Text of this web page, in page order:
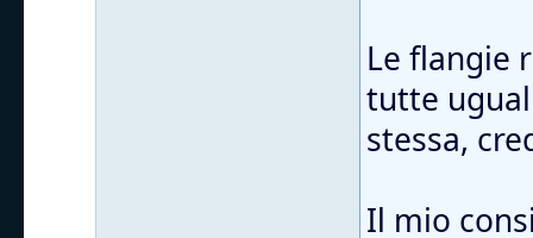
Le flangie
tutte
stessa,
Il mio